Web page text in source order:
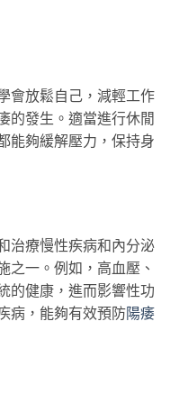
會放鬆自己，減輕工作
的發生。適當進行休閒
能夠緩解壓力，保持身
治療慢性疾病和內分泌
之一。例如，高血壓、
的健康，進而影響性功
病，能夠有效預防陽痿